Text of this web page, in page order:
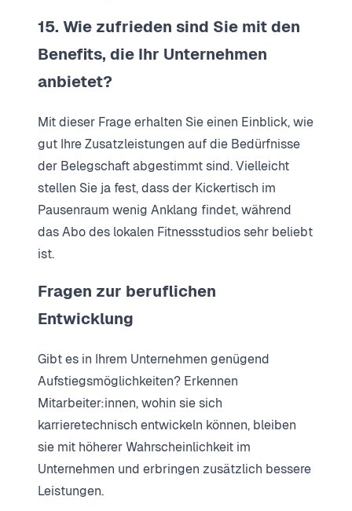
15. Wie zufrieden sind Sie mit den
Benefits, die Ihr Unternehmen
anbietet?
Mit dieser Frage erhalten Sie einen Einblick, wie
gut Ihre Zusatzleistungen auf die Bedürfnisse
der Belegschaft abgestimmt sind. Vielleicht
stellen Sie ja fest, dass der Kickertisch im
Pausenraum wenig Anklang findet, während
das Abo des lokalen Fitnessstudios sehr beliebt
ist.
Fragen zur beruflichen
Entwicklung
Gibt es in Ihrem Unternehmen genügend
Aufstiegsmöglichkeiten? Erkennen
Mitarbeiter:innen, wohin sie sich
karrieretechnisch entwickeln können, bleiben
sie mit höherer Wahrscheinlichkeit im
Unternehmen und erbringen zusätzlich bessere
Leistungen.